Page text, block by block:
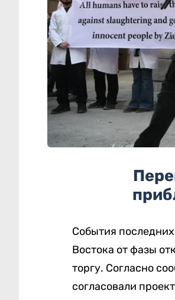
События
Востока от фазы
торгу. Согласно
согласовали